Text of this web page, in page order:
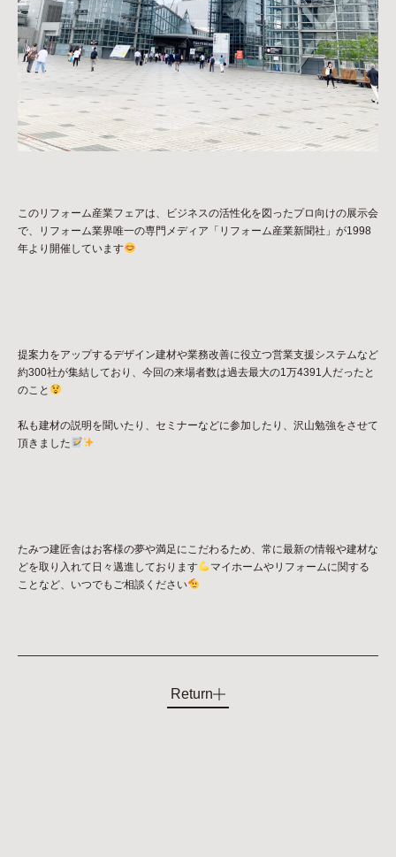
このリフォーム産業フェアは、ビジネスの活性化を図ったプロ向けの展示会
で、リフォーム業界唯一の専門メディア「リフォーム産業新聞社」が1998
年より開催しています
提案力をアップするデザイン建材や業務改善に役立つ営業支援システムなど
約300社が集結しており、今回の来場者数は過去最大の1万4391人だったと
のこと
私も建材の説明を聞いたり、セミナーなどに参加したり、沢山勉強をさせて
頂きました
たみつ建匠舎はお客様の夢や満足にこだわるため、常に最新の情報や建材な
どを取り入れて日々邁進しております
マイホームやリフォームに関する
ことなど、いつでもご相談ください
Return